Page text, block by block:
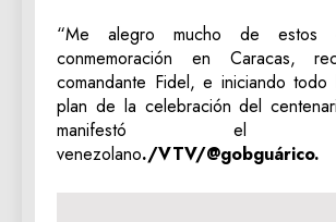
“Me alegro mucho de estos
conmemoración en Caracas,
comandante Fidel, e iniciando
plan de la celebración del
manifestó el
venezolano./VTV/@gobguárico.